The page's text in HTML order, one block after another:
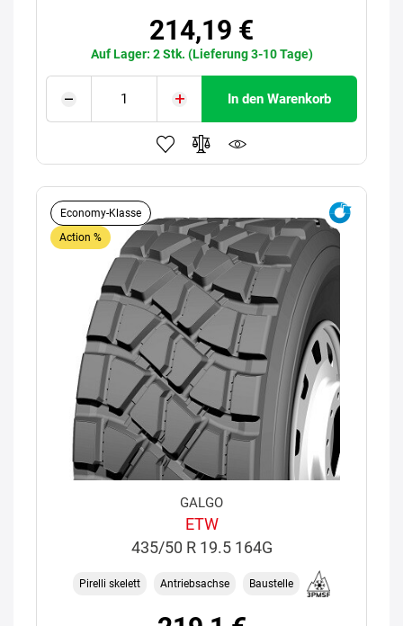
214,19 €
Auf Lager: 2 Stk. (Lieferung 3-10 Tage)
In den Warenkorb
Economy-Klasse
Action %
GALGO
ETW
435/50 R 19.5 164G
Pirelli skelett Antriebsachse Baustelle